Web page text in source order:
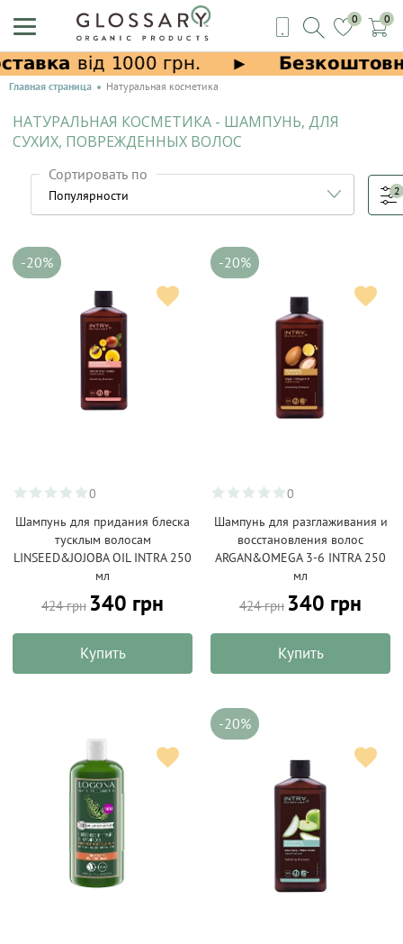
0 0
Главная страница Натуральная косметика
НАТУРАЛЬНАЯ КОСМЕТИКА - ШАМПУНЬ, ДЛЯ
СУХИХ, ПОВРЕЖДЕННЫХ ВОЛОС
Сортировать по
2
-20%
0
Шампунь для придания блеска
тусклым волосам
LINSEED&JOJOBA OIL INTRA 250
мл
424 грн 340 грн
Купить
-20%
0
Шампунь для разглаживания и
восстановления волос
ARGAN&OMEGA 3-6 INTRA 250
мл
424 грн 340 грн
Купить
-20%